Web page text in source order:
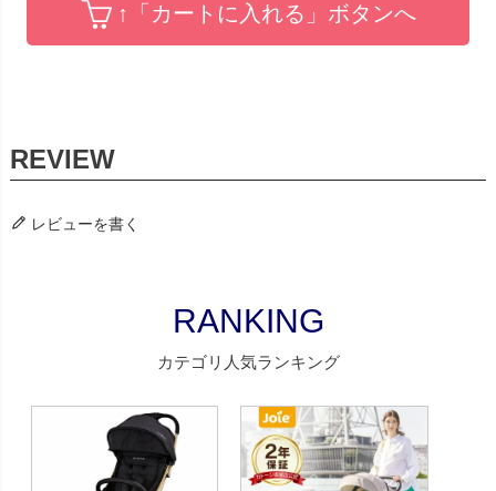
↑「カートに入れる」ボタンへ
レビューを書く
RANKING
カテゴリ人気ランキング